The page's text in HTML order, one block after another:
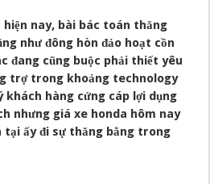
nay, bài bác toán thăng
như đông hòn đảo hoạt cồn
đang cũng buộc phải thiết yêu
trợ trong khoảng technology
khách hàng cứng cáp lợi dụng
nhưng giá xe honda hôm nay
tại ấy đi sự thăng bằng trong